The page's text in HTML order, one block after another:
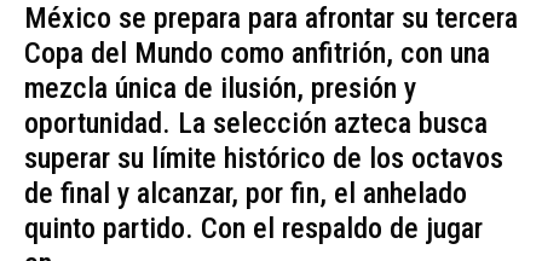
México se prepara para afrontar su tercera
Copa del Mundo como anfitrión, con una
mezcla única de ilusión, presión y
oportunidad. La selección azteca busca
superar su límite histórico de los octavos
de final y alcanzar, por fin, el anhelado
quinto partido. Con el respaldo de jugar